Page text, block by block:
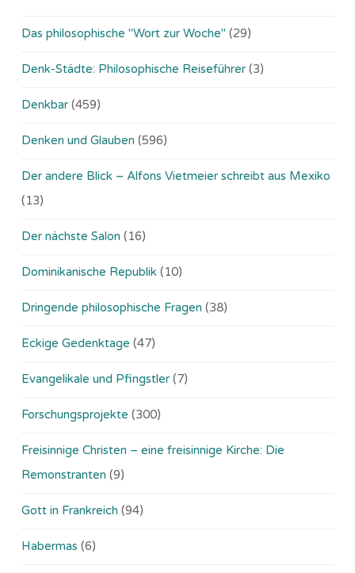
Das philosophische "Wort zur Woche" (29)
Denk-Städte: Philosophische Reiseführer (3)
Denkbar (459)
Denken und Glauben (596)
Der andere Blick – Alfons Vietmeier schreibt aus Mexiko
(13)
Der nächste Salon (16)
Dominikanische Republik (10)
Dringende philosophische Fragen (38)
Eckige Gedenktage (47)
Evangelikale und Pfingstler (7)
Forschungsprojekte (300)
Freisinnige Christen – eine freisinnige Kirche: Die
Remonstranten (9)
Gott in Frankreich (94)
Habermas (6)